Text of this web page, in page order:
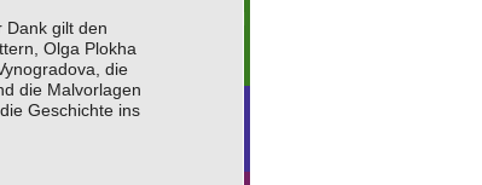
Dank gilt den
Olga Plokha
die
die Malvorlagen
Geschichte ins